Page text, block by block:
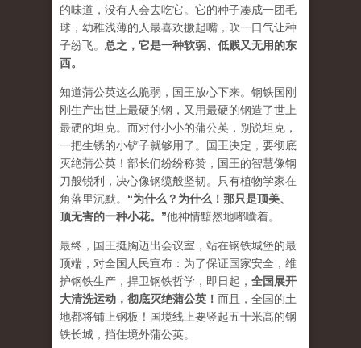
的味道，没有人会去吃它。它的种子凑成一团毛
球，幼稚浅薄的人最喜欢撅起嘴，吹一口气让种
子纷飞。 总之，它是一种软弱、低贱又无用的东
西。
知道蒲公英这么脆弱，国王放心下来。钢铁国刚
刚生产出世上最硬的钢，又用最硬的钢造了世上
最硬的坦克。而对付小小的蒲公英，别说坦克，
一把生锈的小铲子就够用了。国王决定，要彻底
灭绝蒲公英！部长们纷纷称赞，国王的智慧像钢
刀般锐利，决心像钢缆般坚韧。只有植物学家在
角落里沉默。 “为什么？为什么！那只是顶美、
顶无害的一种小花。 ”他神情黯然地嘟囔着。
最终，国王挺胸迈出会议室，站在钢铁城堡的最
顶端，对全国人民宣布：为了保证国家安全，维
护钢铁生产，捍卫钢铁哲学，即日起， 全国展开
大清洗运动，彻底灭绝蒲公英！ 而且，全国的土
地都将铺上钢板！国境线上要竖起五十米高的钢
铁长城，挡住境外蒲公英。